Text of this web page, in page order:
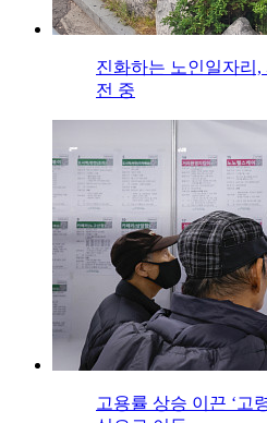
진화하는 노인일자리
전 중
고용률 상승 이끈 ‘고